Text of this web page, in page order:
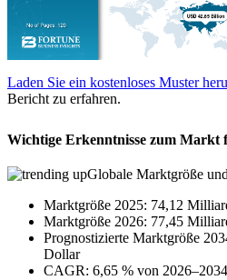
Laden Sie ein kostenloses Muster
Bericht zu erfahren.
Wichtige Erkenntnisse zum Markt
Globale Marktgröße
Marktgröße 2025: 74,12
Marktgröße 2026: 77,45
Prognostizierte Marktgröße
Dollar
CAGR: 6,65 % von 2026–2034